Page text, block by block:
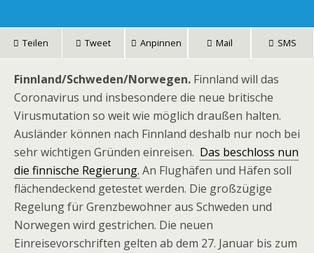
Teilen Tweet Anpinnen Mail SMS
Finnland/Schweden/Norwegen. Finnland will das
Coronavirus und insbesondere die neue britische
Virusmutation so weit wie möglich draußen halten.
Ausländer können nach Finnland deshalb nur noch bei
sehr wichtigen Gründen einreisen. Das beschloss nun
die finnische Regierung. An Flughäfen und Häfen soll
flächendeckend getestet werden. Die großzügige
Regelung für Grenzbewohner aus Schweden und
Norwegen wird gestrichen. Die neuen
Einreisevorschriften gelten ab dem 27. Januar bis zum